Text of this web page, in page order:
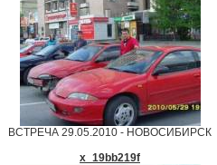
ВСТРЕЧА 29.05.2010 - НОВОСИБИРСК
x_19bb219f